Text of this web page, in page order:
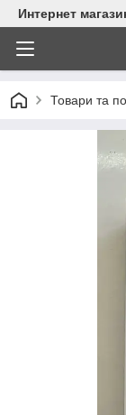
Интернет
Товари та